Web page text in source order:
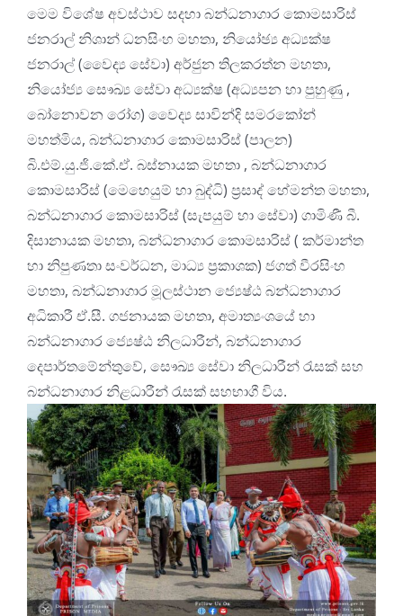
මෙම විශේෂ අවස්ථාව සදහා බන්ධනාගාර කොමසාරිස්
ජනරාල් නිශාන් ධනසිංහ මහතා, නියෝඡ්ය අධ්යක්ෂ
ජනරාල් (වෛද්ය සේවා) අර්ජුන තිලකරත්න මහතා,
නියෝජ්ය සෞඛ්ය සේවා අධ්යක්ෂ (අධ්යපන හා පුහුණු ,
බෝනොවන රෝග) වෛද්ය සාවින්දි සමරකෝන්
මහත්මිය, බන්ධනාගාර කොමසාරිස් (පාලන)
බි.එම්.යු.ජි.කේ.ඒ. බස්නායක මහතා , බන්ධනාගාර
කොමසාරිස් (මෙහෙයුම් හා බුද්ධි) ප්රසාද් හේමන්ත මහතා,
බන්ධනාගාර කොමසාරිස් (සැපයුම් හා සේවා) ගාමිණී බී.
දිසානායක මහතා, බන්ධනාගාර කොමසාරිස් ( කර්මාන්ත
හා නිපුණතා සංවර්ධන, මාධ්ය ප්රකාශක) ජගත් වීරසිංහ
මහතා, බන්ධනාගාර මූලස්ථාන ජ්යෙෂ්ඨ බන්ධනාගාර
අධිකාරී ඒ.සී. ගජනායක මහතා, අමාත්යංශයේ හා
බන්ධනාගාර ජ්යෙෂ්ඨ නිලධාරීන්, බන්ධනාගාර
දෙපාර්තමේන්තුවේ, සෞඛ්ය සේවා නිලධාරීන් රැසක් සහ
බන්ධනාගාර නිළධාරීන් රැසක් සහභාගී විය.